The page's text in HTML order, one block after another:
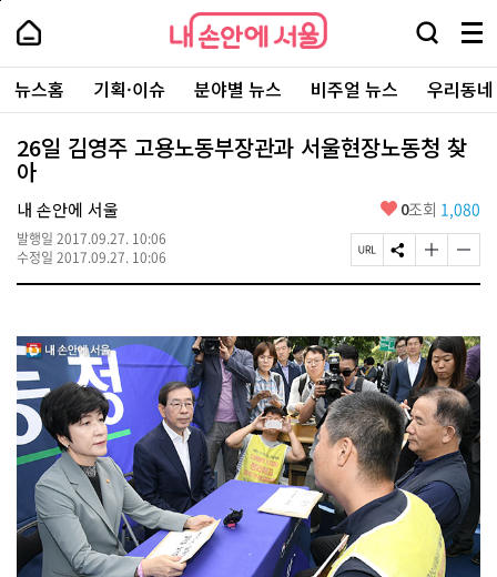
본
로
가
내
손
안
에
서
울
-
서
울
시
대
표
소
통
포
내
손
에
울
검
창
열
기
메
뉴
전
체
보
주
요
서
뉴스홈 기획·이슈 분야별 뉴스 비주얼 뉴스 우리동
26일 김영주 고용노동부장관과 서울현장노동청 찾
아
내 손안에 서울
발행일 2017.09.27. 10:06
수정일 2017.09.27. 10:06
좋
요
0조회 1,080
페
이
R
L
복
사
S
N
유
하
기
글
자
크
게
변
경
하
기
글
자
작
게
변
경
하
기
페
상
단
로